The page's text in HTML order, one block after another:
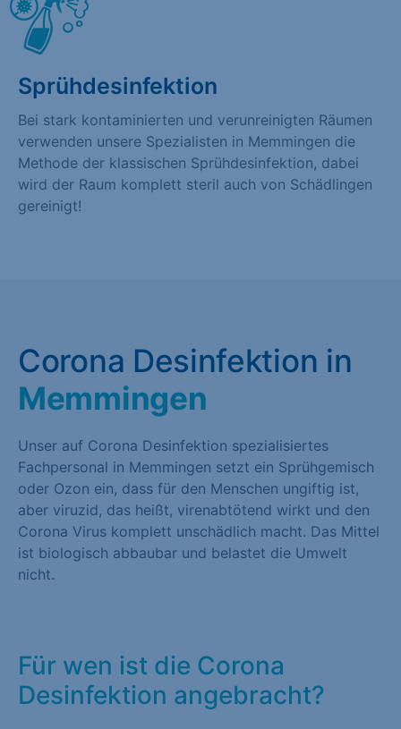
Sprühdesinfektion
Bei stark kontaminierten und verunreinigten Räumen
verwenden unsere Spezialisten in Memmingen die
Methode der klassischen Sprühdesinfektion, dabei
wird der Raum komplett steril auch von Schädlingen
gereinigt!
Corona Desinfektion in
Memmingen
Unser auf Corona Desinfektion spezialisiertes
Fachpersonal in Memmingen setzt ein Sprühgemisch
oder Ozon ein, dass für den Menschen ungiftig ist,
aber viruzid, das heißt, virenabtötend wirkt und den
Corona Virus komplett unschädlich macht. Das Mittel
ist biologisch abbaubar und belastet die Umwelt
nicht.
Für wen ist die Corona
Desinfektion angebracht?